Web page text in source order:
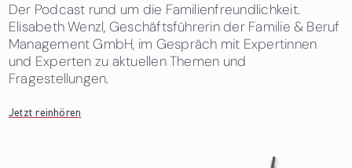
Der Podcast rund um die Familienfreundlichkeit.
Elisabeth Wenzl, Geschäftsführerin der Familie & Beruf
Management GmbH, im Gespräch mit Expertinnen
und Experten zu aktuellen Themen und
Fragestellungen.
Jetzt reinhören